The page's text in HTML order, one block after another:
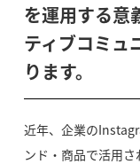
を運用する意
ティブコミュ
ります。
近年、企業の
ンド・商品で活用さ